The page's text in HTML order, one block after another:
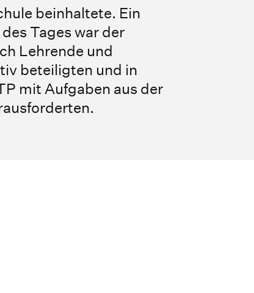
beinhaltete. Ein
Tages war der
Lehrende und
beteiligten und in
mit Aufgaben aus der